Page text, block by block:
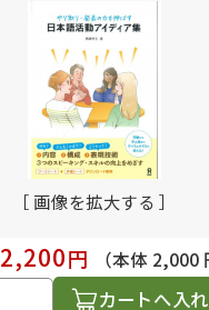
［ 画像を拡大する ］
2,200円
（本体 2,000
カートへ入